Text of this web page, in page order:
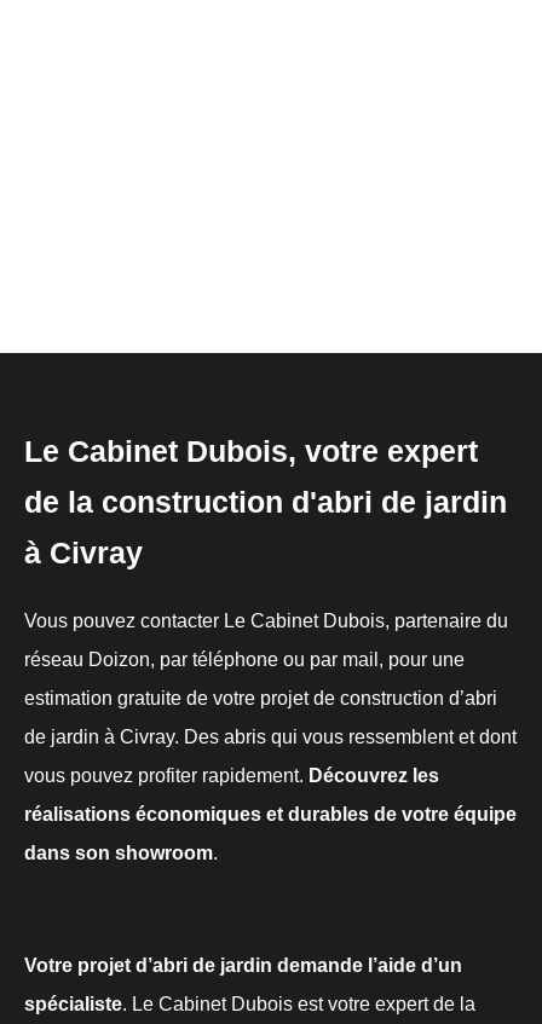
Le Cabinet Dubois, votre expert
de la construction d'abri de jardin
à Civray
Vous pouvez contacter Le Cabinet Dubois, partenaire du
réseau Doizon, par téléphone ou par mail, pour une
estimation gratuite de votre projet de construction d’abri
de jardin à Civray. Des abris qui vous ressemblent et dont
vous pouvez profiter rapidement. Découvrez les
réalisations économiques et durables de votre équipe
dans son showroom.
Votre projet d’abri de jardin demande l’aide d’un
spécialiste. Le Cabinet Dubois est votre expert de la